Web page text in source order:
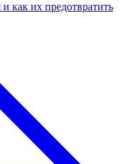
как их предотвратить